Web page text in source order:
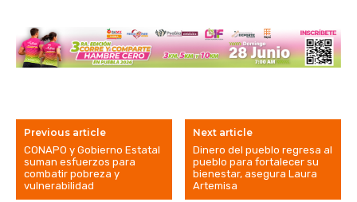
Previous article
CONAPO y Gobierno Estatal
suman esfuerzos para
combatir pobreza y
vulnerabilidad
Next article
Dinero del pueblo regresa al
pueblo para fortalecer su
bienestar, asegura Laura
Artemisa